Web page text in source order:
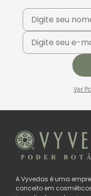
Ver
A Vyvedas é uma
conceito em